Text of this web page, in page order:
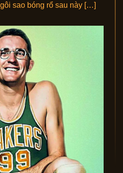
sao bóng rổ sau này […]